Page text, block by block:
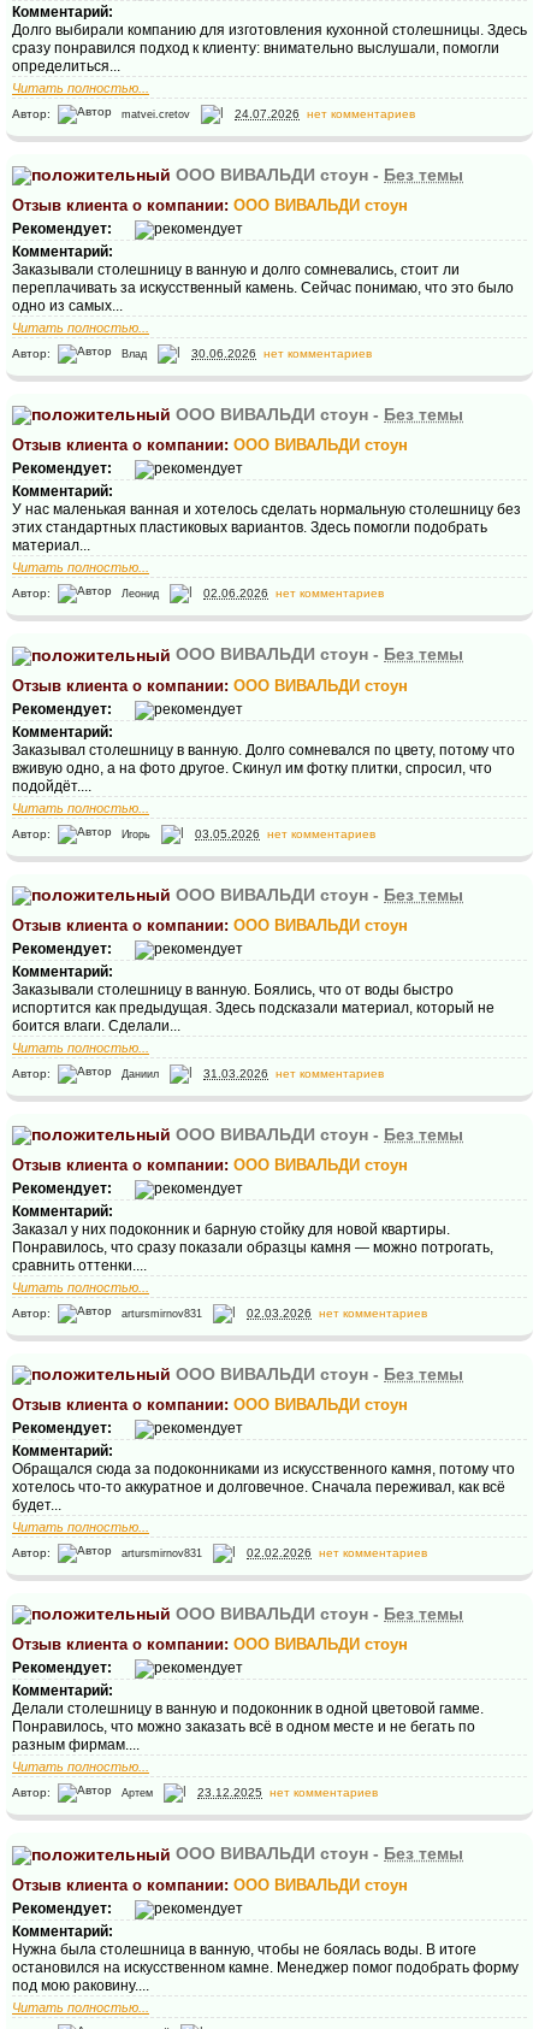
Комментарий:
Долго выбирали компанию для изготовления кухонной столешницы. Здесь
сразу понравился подход к клиенту: внимательно выслушали, помогли
определиться...
Читать полностью...
Автор: matvei.cretov 24.07.2026 нет комментариев
ООО ВИВАЛЬДИ стоун - Без темы
Отзыв клиента о компании: ООО ВИВАЛЬДИ стоун
Рекомендует:
Комментарий:
Заказывали столешницу в ванную и долго сомневались, стоит ли
переплачивать за искусственный камень. Сейчас понимаю, что это было
одно из самых...
Читать полностью...
Автор: Влад 30.06.2026 нет комментариев
ООО ВИВАЛЬДИ стоун - Без темы
Отзыв клиента о компании: ООО ВИВАЛЬДИ стоун
Рекомендует:
Комментарий:
У нас маленькая ванная и хотелось сделать нормальную столешницу без
этих стандартных пластиковых вариантов. Здесь помогли подобрать
материал...
Читать полностью...
Автор: Леонид 02.06.2026 нет комментариев
ООО ВИВАЛЬДИ стоун - Без темы
Отзыв клиента о компании: ООО ВИВАЛЬДИ стоун
Рекомендует:
Комментарий:
Заказывал столешницу в ванную. Долго сомневался по цвету, потому что
вживую одно, а на фото другое. Скинул им фотку плитки, спросил, что
подойдёт....
Читать полностью...
Автор: Игорь 03.05.2026 нет комментариев
ООО ВИВАЛЬДИ стоун - Без темы
Отзыв клиента о компании: ООО ВИВАЛЬДИ стоун
Рекомендует:
Комментарий:
Заказывали столешницу в ванную. Боялись, что от воды быстро
испортится как предыдущая. Здесь подсказали материал, который не
боится влаги. Сделали...
Читать полностью...
Автор: Даниил 31.03.2026 нет комментариев
ООО ВИВАЛЬДИ стоун - Без темы
Отзыв клиента о компании: ООО ВИВАЛЬДИ стоун
Рекомендует:
Комментарий:
Заказал у них подоконник и барную стойку для новой квартиры.
Понравилось, что сразу показали образцы камня — можно потрогать,
сравнить оттенки....
Читать полностью...
Автор: artursmirnov831 02.03.2026 нет комментариев
ООО ВИВАЛЬДИ стоун - Без темы
Отзыв клиента о компании: ООО ВИВАЛЬДИ стоун
Рекомендует:
Комментарий:
Обращался сюда за подоконниками из искусственного камня, потому что
хотелось что-то аккуратное и долговечное. Сначала переживал, как всё
будет...
Читать полностью...
Автор: artursmirnov831 02.02.2026 нет комментариев
ООО ВИВАЛЬДИ стоун - Без темы
Отзыв клиента о компании: ООО ВИВАЛЬДИ стоун
Рекомендует:
Комментарий:
Делали столешницу в ванную и подоконник в одной цветовой гамме.
Понравилось, что можно заказать всё в одном месте и не бегать по
разным фирмам....
Читать полностью...
Автор: Артем 23.12.2025 нет комментариев
ООО ВИВАЛЬДИ стоун - Без темы
Отзыв клиента о компании: ООО ВИВАЛЬДИ стоун
Рекомендует:
Комментарий:
Нужна была столешница в ванную, чтобы не боялась воды. В итоге
остановился на искусственном камне. Менеджер помог подобрать форму
под мою раковину....
Читать полностью...